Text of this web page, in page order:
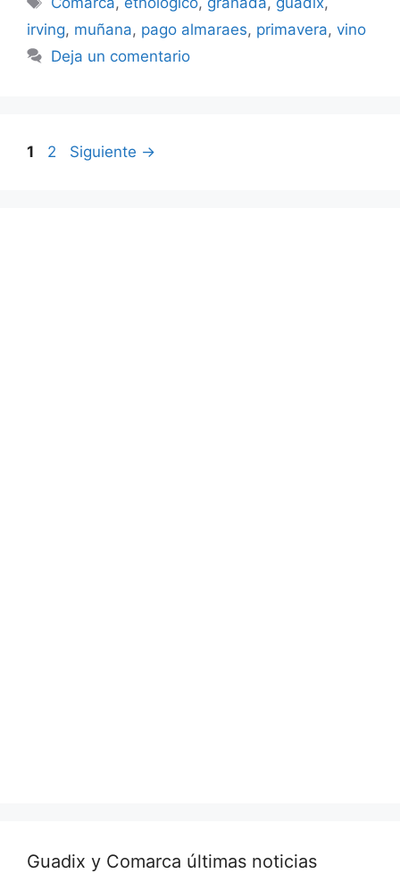
irving, muñana, pago almaraes, primavera, vino
Deja un comentario
Página
1 Página
2 Siguiente →
Guadix y Comarca últimas noticias